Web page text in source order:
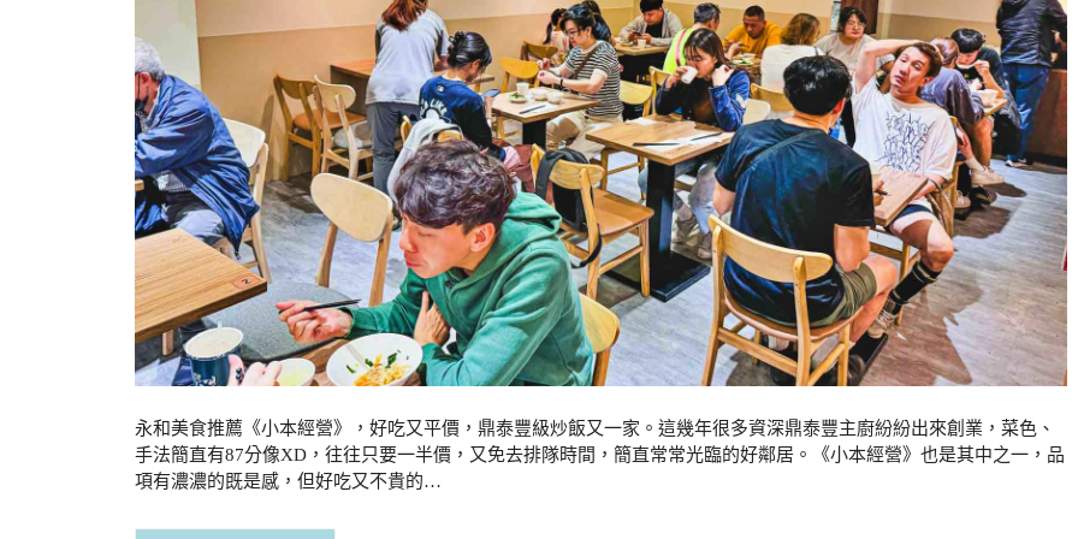
永和美食推薦《小本經營》，好吃又平價，鼎泰豐級炒飯又一家。這幾年很多資深鼎泰豐主廚紛紛出來創業，菜色、
手法簡直有87分像XD，往往只要一半價，又免去排隊時間，簡直常常光臨的好鄰居。《小本經營》也是其中之一，品
項有濃濃的既是感，但好吃又不貴的…